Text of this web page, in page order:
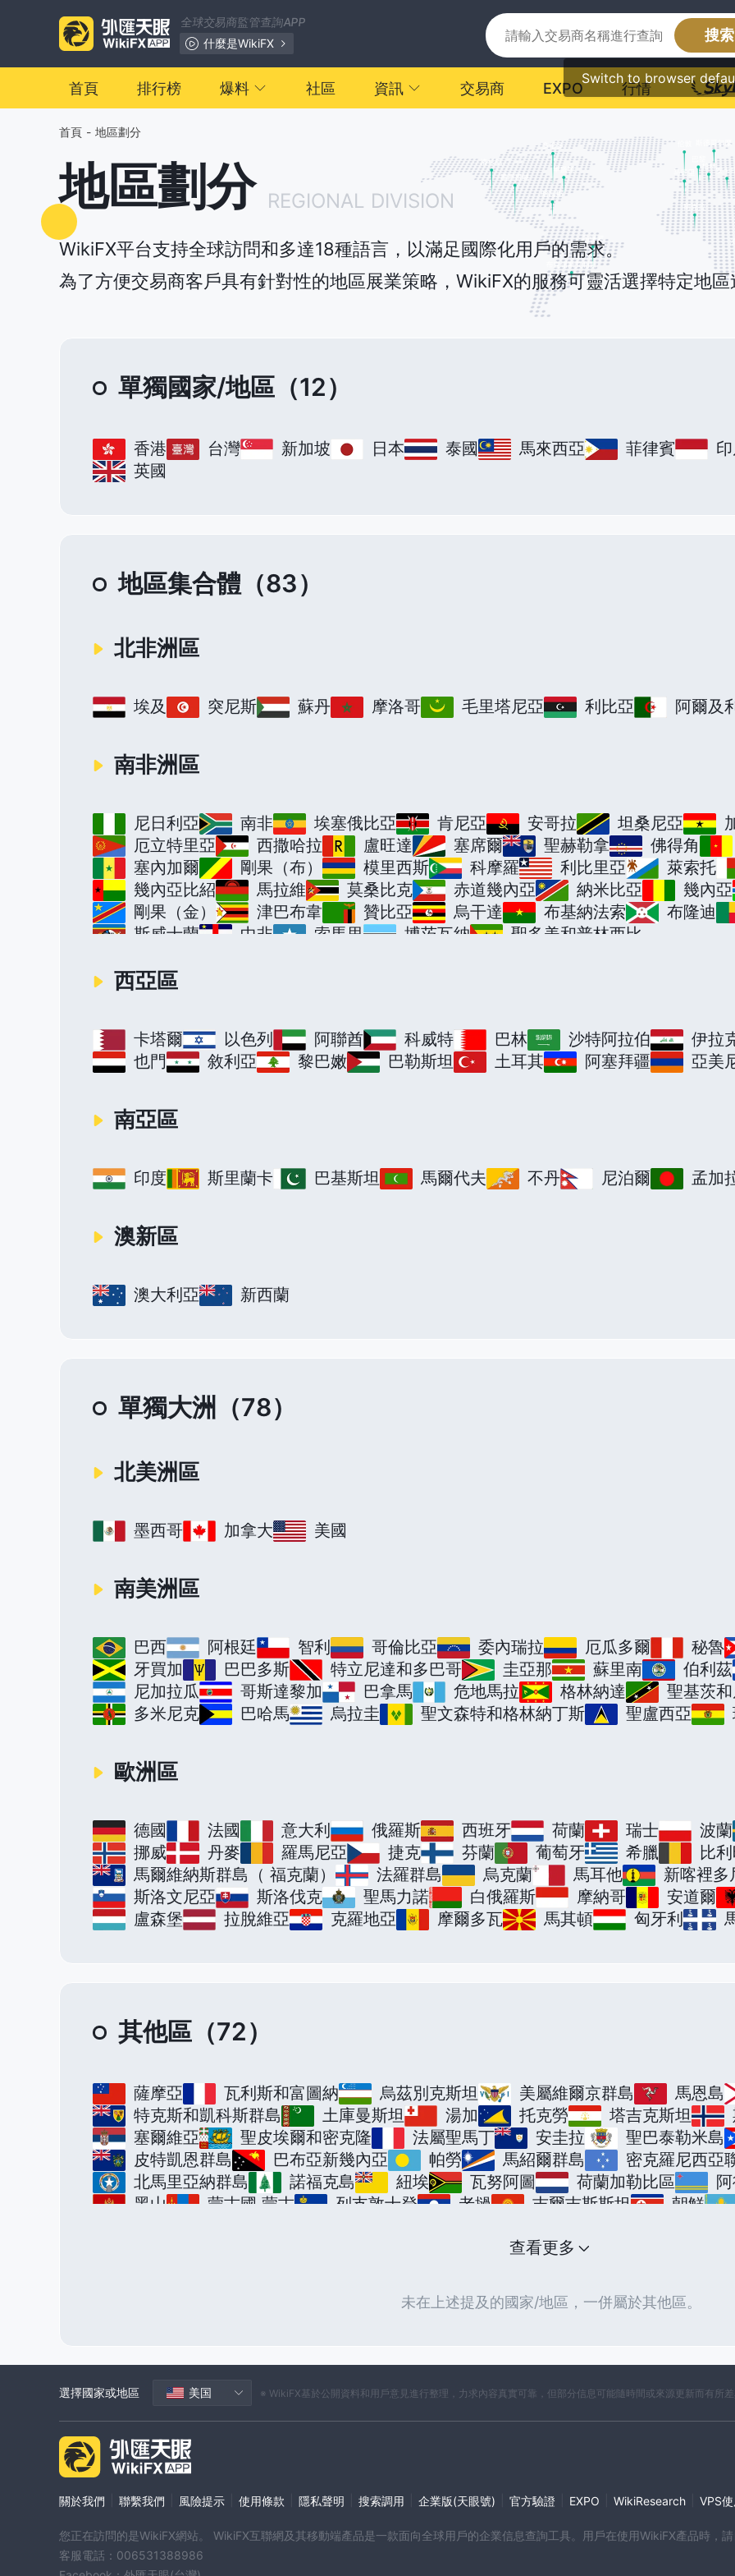
全球交易商監管查詢APP
什麼是WikiFX
搜索
Switch to browser
首頁 排行榜 爆料 社區 資訊 交易商 EXPO 行情
首頁 - 地區劃分
地區劃分 REGIONAL DIVISION
WikiFX平台支持全球訪問和多達18種語言，以滿足國際化用戶的需求。
為了方便交易商客戶具有針對性的地區展業策略，WikiFX的服務可靈活選擇特定地
單獨國家/地區（12）
香港 台灣 新加坡 日本 泰國 馬來西亞 菲律賓
英國
地區集合體（83）
北非洲區
埃及 突尼斯 蘇丹 摩洛哥 毛里塔尼亞 利比亞 阿爾及
南非洲區
尼日利亞 南非 埃塞俄比亞 肯尼亞 安哥拉 坦桑尼亞
厄立特里亞
西撒哈拉 盧旺達 塞席爾 聖赫勒拿
佛得角
塞內加爾
剛果（布） 模里西斯 科摩羅 利比里亞
萊索托
幾內亞比紹
馬拉維 莫桑比克 赤道幾內亞 納米比亞
幾內亞
剛果（金）
津巴布韋 贊比亞 烏干達 布基納法索
布隆迪
斯威士蘭
中非 索馬里 博茨瓦納 聖多美和普林西比
西亞區
卡塔爾 以色列 阿聯酋 科威特 巴林 沙特阿拉伯
伊拉
也門
敘利亞 黎巴嫩 巴勒斯坦 土耳其 阿塞拜疆 亞美
南亞區
印度 斯里蘭卡 巴基斯坦 馬爾代夫 不丹 尼泊爾 孟加
澳新區
澳大利亞 新西蘭
單獨大洲（78）
北美洲區
墨西哥 加拿大 美國
南美洲區
巴西 阿根廷 智利 哥倫比亞 委內瑞拉 厄瓜多爾
秘魯
牙買加
巴巴多斯 特立尼達和多巴哥 圭亞那 蘇里南
伯利茲
尼加拉瓜
哥斯達黎加 巴拿馬 危地馬拉 格林納達
聖基茨
多米尼克
巴哈馬 烏拉圭 聖文森特和格林納丁斯 聖盧西亞
歐洲區
德國 法國 意大利 俄羅斯 西班牙 荷蘭 瑞士
波蘭
挪威
丹麥 羅馬尼亞 捷克 芬蘭 葡萄牙 希臘
比
馬爾維納斯群島（ 福克蘭）
法羅群島 烏克蘭 馬耳他
新喀裡多
斯洛文尼亞
斯洛伐克 聖馬力諾 白俄羅斯 摩納哥
安道爾
盧森堡
拉脫維亞 克羅地亞 摩爾多瓦 馬其頓 匈牙利
其他區（72）
薩摩亞 瓦利斯和富圖納 烏茲別克斯坦 美屬維爾京群島
馬恩島
特克斯和凱科斯群島
土庫曼斯坦 湯加 托克勞 塔吉克斯坦
塞爾維亞
聖皮埃爾和密克隆 法屬聖馬丁 安圭拉
聖巴泰勒米島
皮特凱恩群島
巴布亞新幾內亞 帕勞 馬紹爾群島
密克羅尼西亞
北馬里亞納群島
諾福克島 紐埃 瓦努阿圖 荷蘭加勒比區
黑山
蒙古國 蒙古 列支敦士登 老撾 吉爾吉斯斯坦
朝鮮
斐濟群島
百慕大 美屬薩摩亞 南極洲
查看更多
未在上述提及的國家/地區，一併屬於其他區。
選擇國家或地區 美国 ※ WikiFX基於公開資料和用戶意見進行整理，力求內容真實可靠，但部分信息可能隨時間或來源更新而有所
關於我們 聯繫我們 風險提示 使用條款 隱私聲明 搜索調用 企業版(天眼號) 官方驗證 EXPO WikiResearch VPS
您正在訪問的是WikiFX網站。 WikiFX互聯網及其移動端產品是一款面向全球用戶的企業信息查詢工具。用戶在使用WikiFX產品時，
客服電話：006531388986